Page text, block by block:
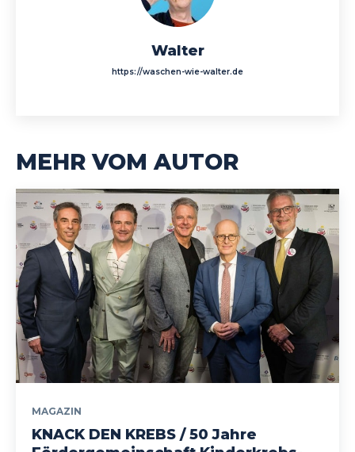
Walter
https://waschen-wie-walter.de
MEHR VOM AUTOR
MAGAZIN
KNACK DEN KREBS / 50 Jahre